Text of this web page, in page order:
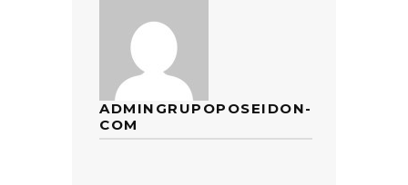
ADMINGRUPOPOSEIDON-
COM